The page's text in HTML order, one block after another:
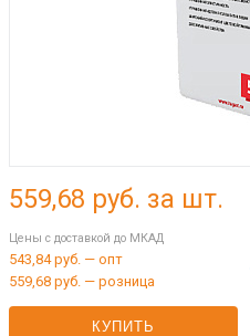
559,68 руб. за шт.
Цены с доставкой до МКАД
543,84 руб. — опт
559,68 руб. — розница
КУПИТЬ